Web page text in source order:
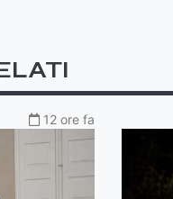
12 ore fa